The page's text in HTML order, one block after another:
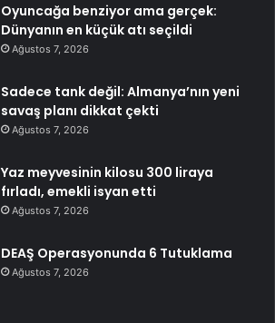
Oyuncağa benziyor ama gerçek:
Dünyanın en küçük atı seçildi
Ağustos 7, 2026
Sadece tank değil: Almanya’nın yeni
savaş planı dikkat çekti
Ağustos 7, 2026
Yaz meyvesinin kilosu 300 liraya
fırladı, emekli isyan etti
Ağustos 7, 2026
DEAŞ Operasyonunda 6 Tutuklama
Ağustos 7, 2026